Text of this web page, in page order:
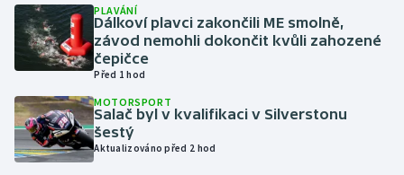
Lyže a snowboard
Moderní pětiboj
Motorsport
Olympijské hry
PLAVÁNÍ
Dálkoví plavci zakončili ME smolně,
závod nemohli dokončit kvůli zahozené
čepičce
Před 1 hod
MOTORSPORT
Salač byl v kvalifikaci v Silverstonu
šestý
Aktualizováno před 2 hod